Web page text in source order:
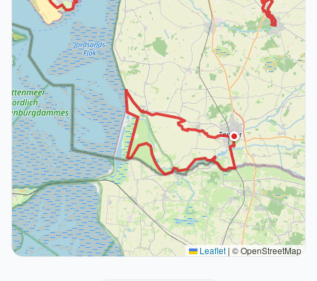
Leaflet | © OpenStreetMap